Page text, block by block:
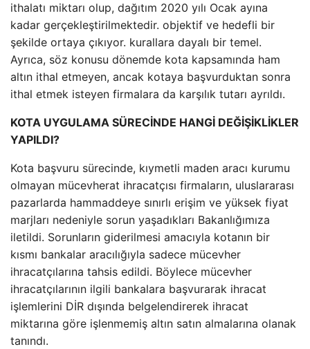
ithalatı miktarı olup, dağıtım 2020 yılı Ocak ayına
kadar gerçekleştirilmektedir. objektif ve hedefli bir
şekilde ortaya çıkıyor. kurallara dayalı bir temel.
Ayrıca, söz konusu dönemde kota kapsamında ham
altın ithal etmeyen, ancak kotaya başvurduktan sonra
ithal etmek isteyen firmalara da karşılık tutarı ayrıldı.
KOTA UYGULAMA SÜRECİNDE HANGİ DEĞİŞİKLİKLER
YAPILDI?
Kota başvuru sürecinde, kıymetli maden aracı kurumu
olmayan mücevherat ihracatçısı firmaların, uluslararası
pazarlarda hammaddeye sınırlı erişim ve yüksek fiyat
marjları nedeniyle sorun yaşadıkları Bakanlığımıza
iletildi. Sorunların giderilmesi amacıyla kotanın bir
kısmı bankalar aracılığıyla sadece mücevher
ihracatçılarına tahsis edildi. Böylece mücevher
ihracatçılarının ilgili bankalara başvurarak ihracat
işlemlerini DİR dışında belgelendirerek ihracat
miktarına göre işlenmemiş altın satın almalarına olanak
tanındı.